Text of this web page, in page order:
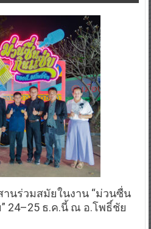
นร่วมสมัยในงาน “ม่วนซื่น
24–25 ธ.ค.นี้ ณ อ.โพธิ์ชัย